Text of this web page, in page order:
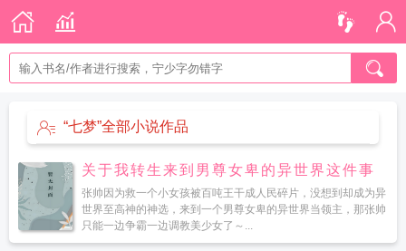
“七梦”全部小说作品
关于我转生来到男尊女卑的异世界这件事
张帅因为救一个小女孩被百吨王干成人民碎片，没想到却成为异
世界至高神的神选，来到一个男尊女卑的异世界当领主，那张帅
只能一边争霸一边调教美少女了～...